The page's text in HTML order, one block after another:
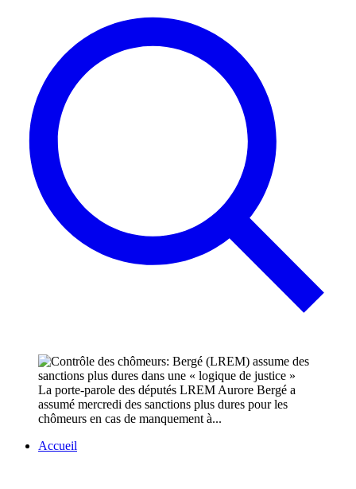
La porte-parole des députés LREM Aurore Bergé a
assumé mercredi des sanctions plus dures pour les
chômeurs en cas de manquement à...
Accueil